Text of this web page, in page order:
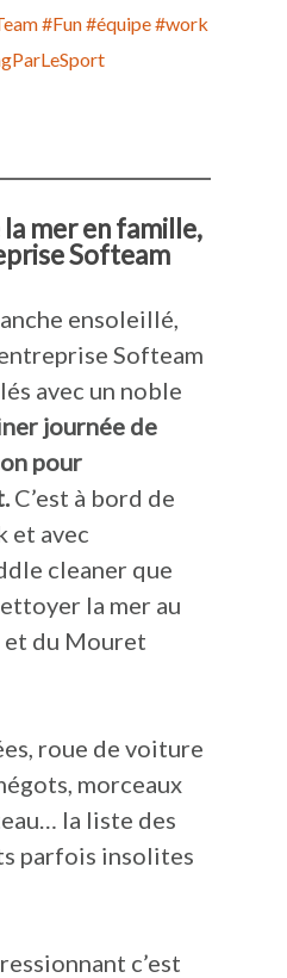
#Fun#équipe#work
mer en famille,
Softeam
ensoleillé,
Softeam
avec un noble
journée de
pour
C’est à bord de
et avec
cleaner que
la mer au
et du Mouret
roue de voiture
morceaux
la liste des
parfois insolites
c’est